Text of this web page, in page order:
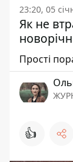
23:20, 05
Як не
Прості
👍